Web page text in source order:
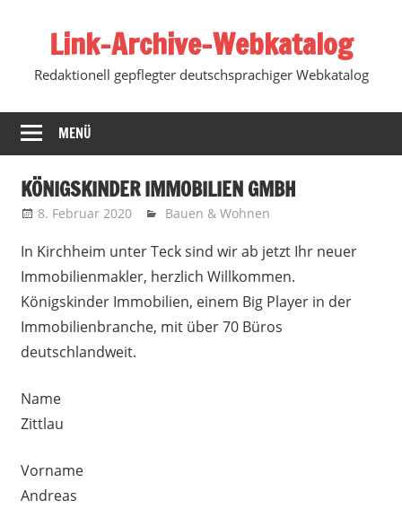
springenLink-Archive-Webkatalog
Redaktionell gepflegter deutschsprachiger Webkatalog
MENÜ
KÖNIGSKINDER IMMOBILIEN GMBH
8. Februar 2020 Marko
Bauen & Wohnen
In Kirchheim unter Teck sind wir ab jetzt Ihr neuer
Immobilienmakler, herzlich Willkommen.
Königskinder Immobilien, einem Big Player in der
Immobilienbranche, mit über 70 Büros
deutschlandweit.
Name
Zittlau
Vorname
Andreas